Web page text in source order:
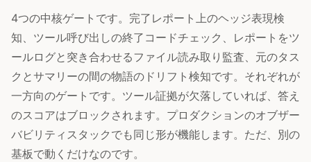
4つの中核ゲートです。完了レポート上のヘッジ表現検
知、ツール呼び出しの終了コードチェック、レポートをツ
ールログと突き合わせるファイル読み取り監査、元のタス
クとサマリーの間の物語のドリフト検知です。それぞれが
一方向のゲートです。ツール証拠が欠落していれば、答え
のスコアはブロックされます。プロダクションのオブザー
バビリティスタックでも同じ形が機能します。ただ、別の
基板で動くだけなのです。